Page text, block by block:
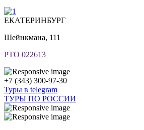
ЕКАТЕРИНБУРГ
Шейнкмана, 111
РТО 022613
+7 (343) 300-97-30
Туры в telegram
ТУРЫ ПО РОССИИ